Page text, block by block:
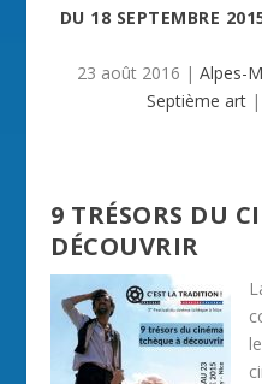
DU 18 SEPTEMBRE
23 août 2016 | Alpes-
Septième art|
9 TRÉSORS DU
DÉCOUVRIR